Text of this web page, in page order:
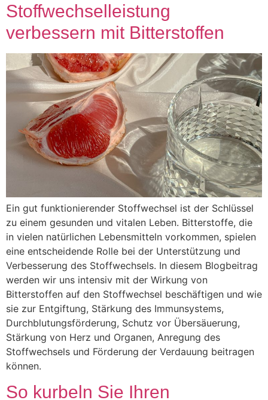
Stoffwechselleistung
verbessern mit Bitterstoffen
Ein gut funktionierender Stoffwechsel ist der Schlüssel
zu einem gesunden und vitalen Leben. Bitterstoffe, die
in vielen natürlichen Lebensmitteln vorkommen, spielen
eine entscheidende Rolle bei der Unterstützung und
Verbesserung des Stoffwechsels. In diesem Blogbeitrag
werden wir uns intensiv mit der Wirkung von
Bitterstoffen auf den Stoffwechsel beschäftigen und wie
sie zur Entgiftung, Stärkung des Immunsystems,
Durchblutungsförderung, Schutz vor Übersäuerung,
Stärkung von Herz und Organen, Anregung des
Stoffwechsels und Förderung der Verdauung beitragen
können.
So kurbeln Sie Ihren